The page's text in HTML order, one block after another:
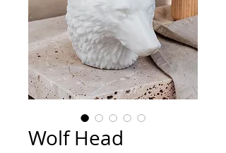
Wolf Head